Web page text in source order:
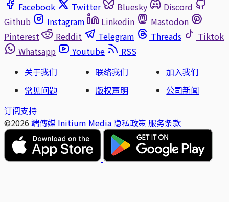
Facebook
Twitter Bluesky
Discord
Github
Instagram Linkedin
Mastodon
Pinterest
Reddit Telegram Threads
Tiktok
Whatsapp
Youtube
RSS
关于我们
联络我们
加入我们
常见问题
版权声明
公司新闻
订阅支持
©2026 端傳媒 Initium Media 隐私政策 服务条款